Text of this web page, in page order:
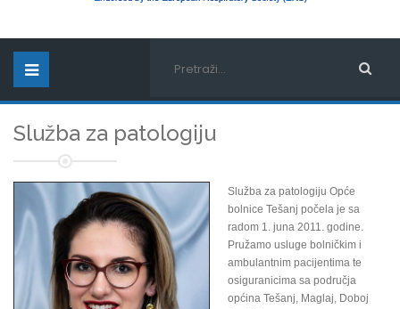
Služba za patologiju
Služba za patologiju Opće
bolnice Tešanj počela je sa
radom 1. juna 2011. godine.
Pružamo usluge bolničkim i
ambulantnim pacijentima te
osiguranicima sa područja
općina Tešanj, Maglaj, Doboj